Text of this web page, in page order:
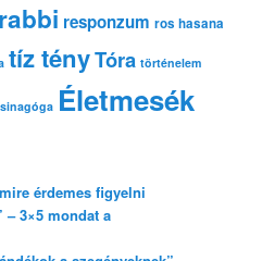
rabbi responzum ros hasana
tíz tényTóra történelem
Életmesék
érdemes figyelni
– 3×5 mondat a